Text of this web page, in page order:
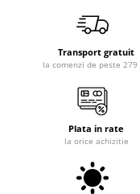
Transport gratuit
la comenzi de peste 279
Plata in rate
la orice achizitie